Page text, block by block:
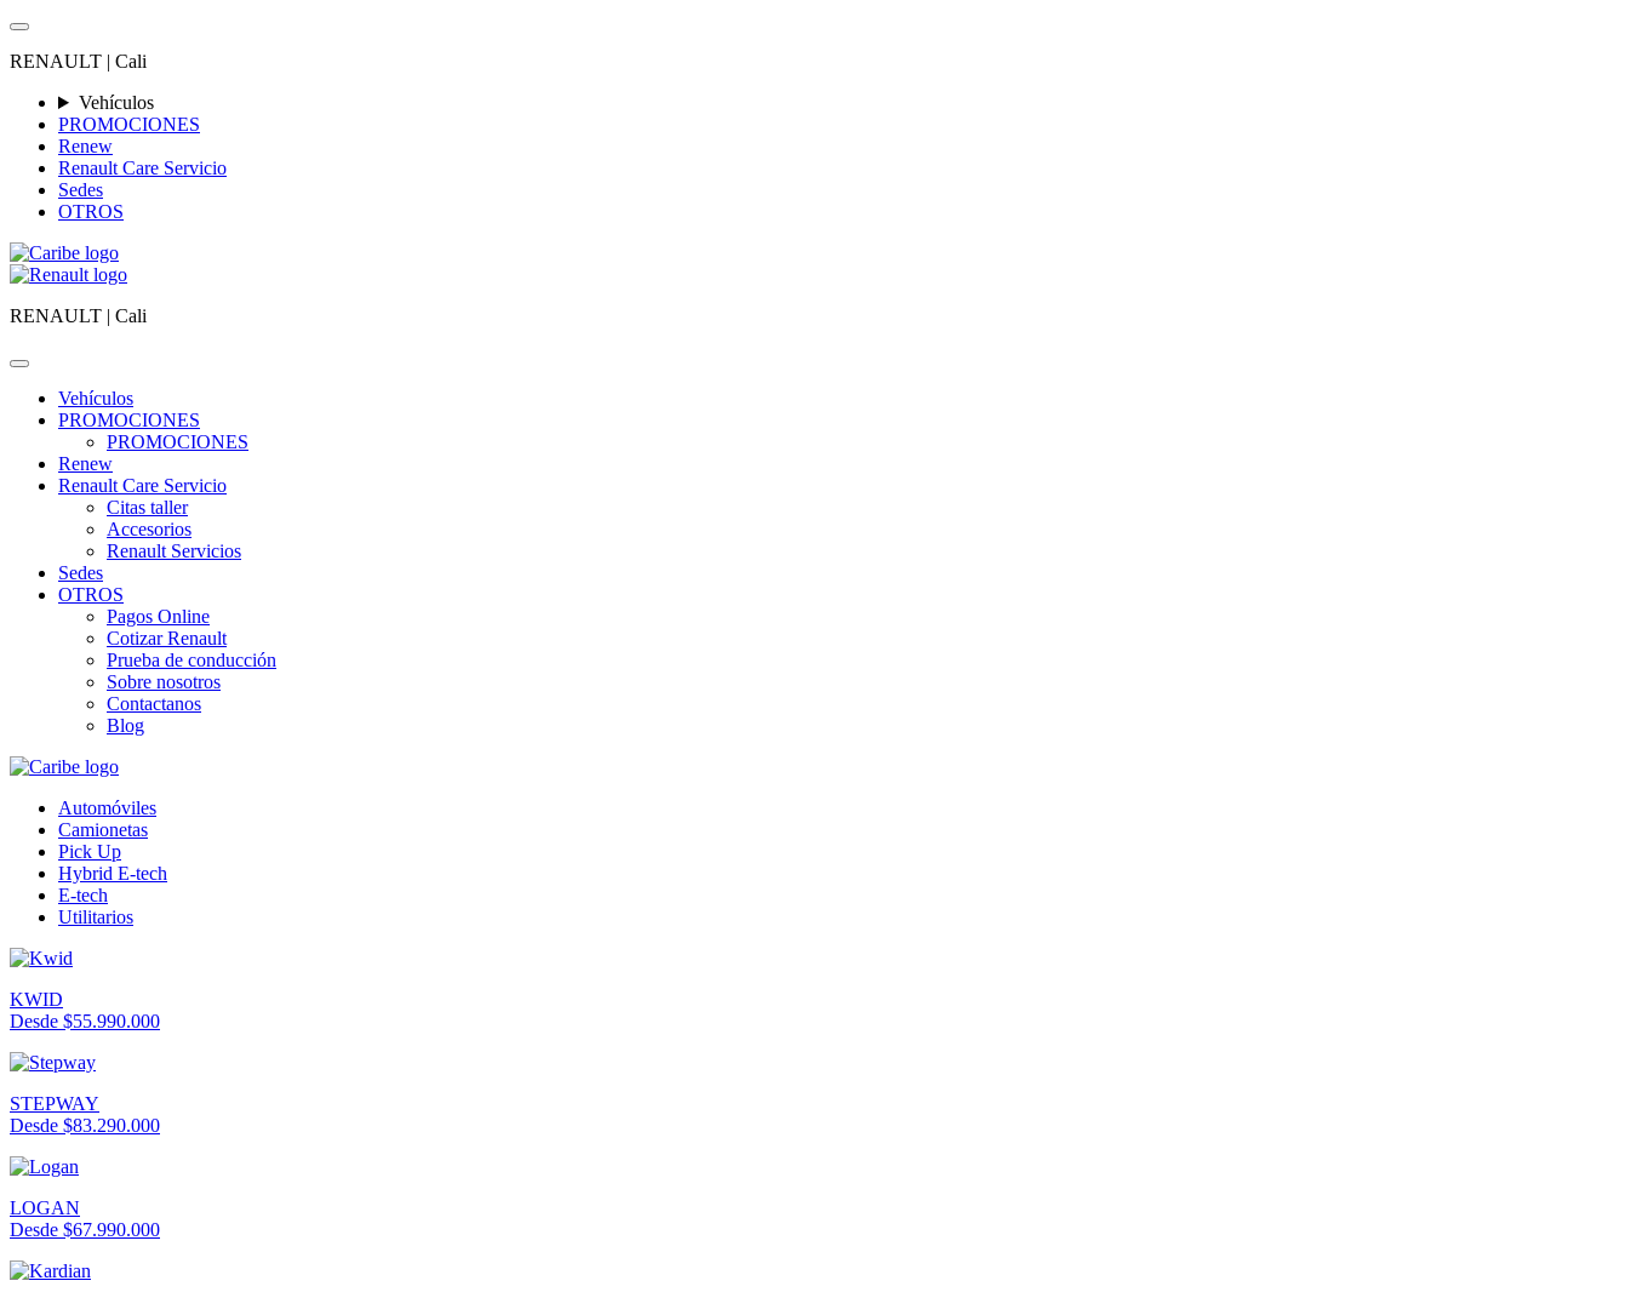
RENAULT | Cali
Vehículos
PROMOCIONES
Renew
Renault Care Servicio
Sedes
OTROS
RENAULT | Cali
Vehículos
PROMOCIONES
PROMOCIONES
Renew
Renault Care Servicio
Citas taller
Accesorios
Renault Servicios
Sedes
OTROS
Pagos Online
Cotizar Renault
Prueba de conducción
Sobre nosotros
Contactanos
Blog
Automóviles
Camionetas
Pick Up
Hybrid E-tech
E-tech
Utilitarios
KWID
Desde $55.990.000
STEPWAY
Desde $83.290.000
LOGAN
Desde $67.990.000